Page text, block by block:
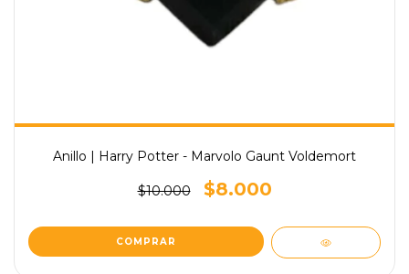
Anillo | Harry Potter - Marvolo Gaunt Voldemort
$10.000 $8.000